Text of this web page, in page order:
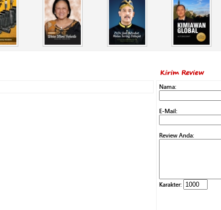
Kirim Review
Nama:
E-Mail:
Review Anda:
Karakter: